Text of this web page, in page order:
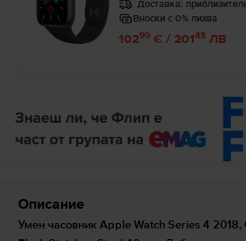
Доставка:
Вноски с 0% лихва
10299 € / 20143 ЛВ
Описание
Умен часовник Apple Watch Series 4 2018,